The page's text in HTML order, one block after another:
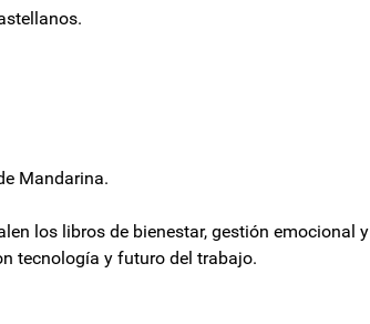
Mandarina.
los libros de bienestar, gestión emocional y
tecnología y futuro del trabajo.